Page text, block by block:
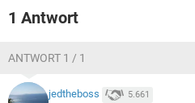
1 Antwort
ANTWORT 1 / 1
jedtheboss 5.661